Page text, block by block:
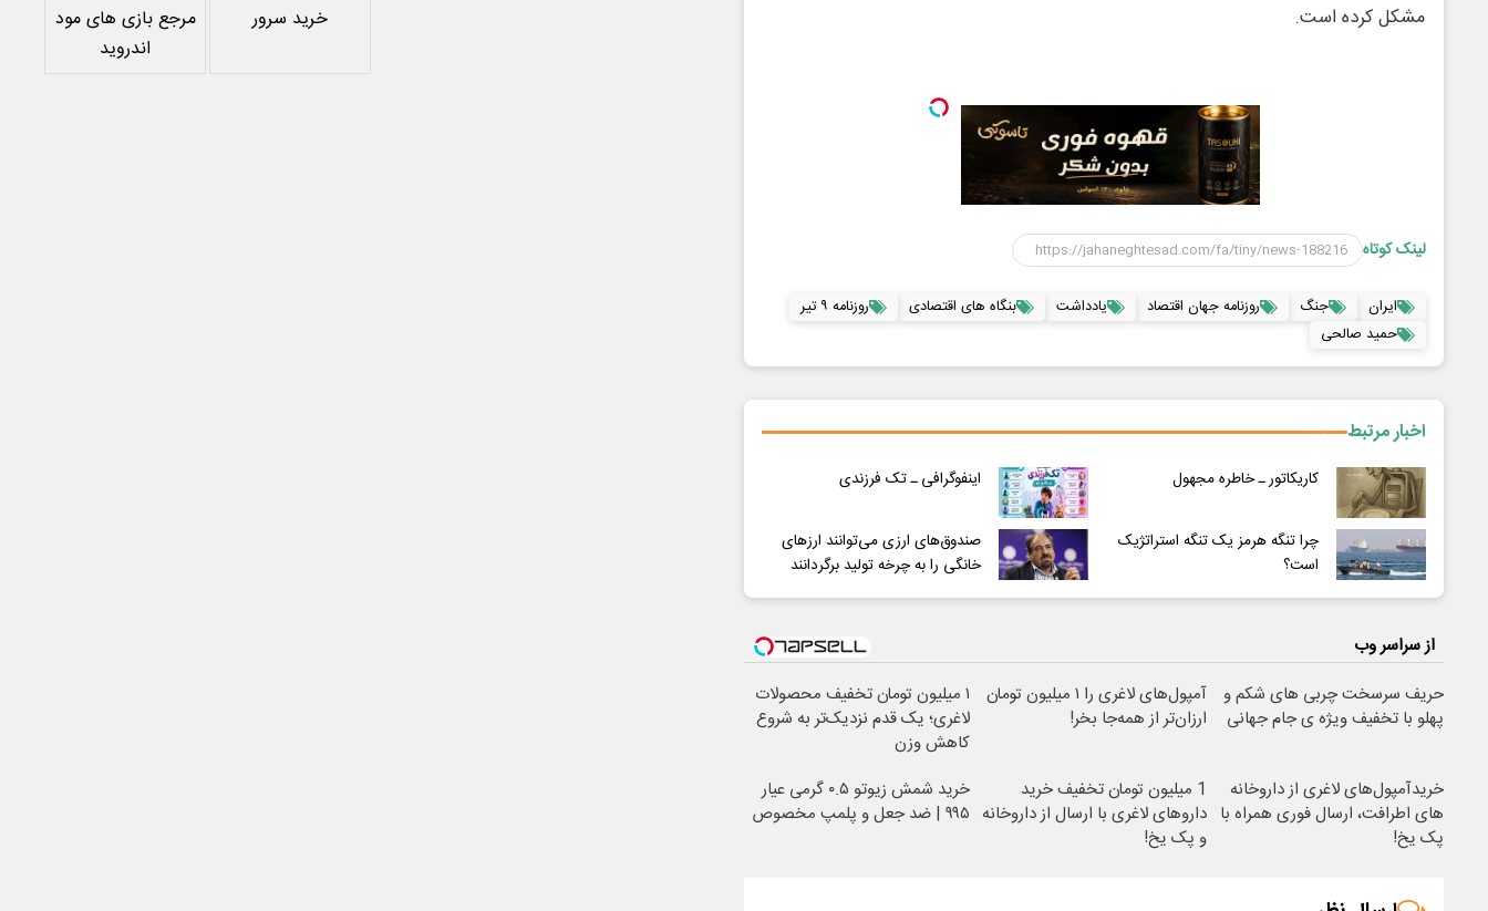
مشکل کرده است.
لینک کوتاه
ایران جنگ روزنامه جهان اقتصاد یادداشت بنگاه های اقتصادی
روزنامه ۹ تیر
حمید صالحی
اخبار مرتبط
کاریکاتور ـ خاطره مجهول اینفوگرافی ـ تک فرزندی
چرا تنگه هرمز یک تنگه استراتژیک
است؟
صندوق‌های ارزی می‌توانند ارزهای
خانگی را به چرخه تولید برگردانند
از سراسر وب
حریف سرسخت چربی های شکم و
پهلو با تخفیف ویژه ی جام جهانی
آمپول‌های لاغری را ۱ میلیون تومان
ارزان‌تر از همه‌جا بخر!
۱ میلیون تومان تخفیف محصولات
لاغری؛ یک قدم نزدیک‌تر به شروع
کاهش وزن
خریدآمپول‌های لاغری از داروخانه
های اطرافت، ارسال فوری همراه با
پک یخ!
1 میلیون تومان تخفیف خرید
داروهای لاغری با ارسال از داروخانه
و پک یخ!
خرید شمش زیوتو ۰.۵ گرمی عیار
۹۹۵ | ضد جعل و پلمپ مخصوص
خرید سرور
مرجع بازی های مود
اندروید